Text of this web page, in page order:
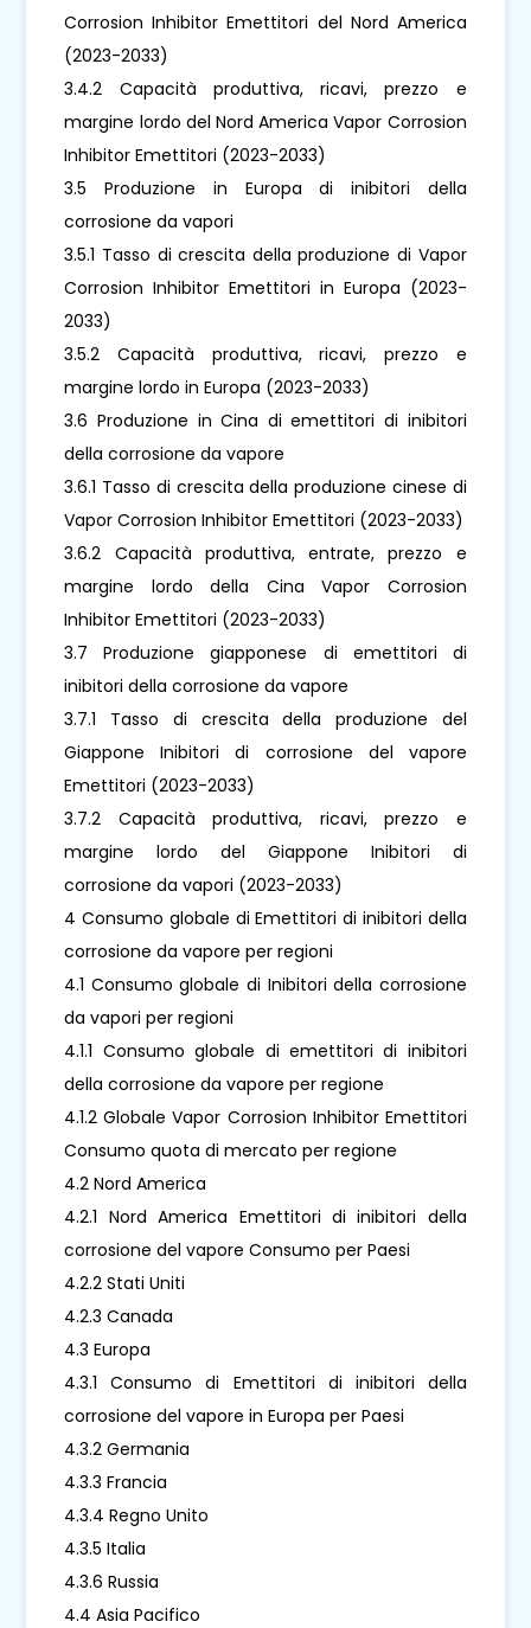
Corrosion Inhibitor Emettitori del Nord America
(2023-2033)
3.4.2 Capacità produttiva, ricavi, prezzo e
margine lordo del Nord America Vapor Corrosion
Inhibitor Emettitori (2023-2033)
3.5 Produzione in Europa di inibitori della
corrosione da vapori
3.5.1 Tasso di crescita della produzione di Vapor
Corrosion Inhibitor Emettitori in Europa (2023-
2033)
3.5.2 Capacità produttiva, ricavi, prezzo e
margine lordo in Europa (2023-2033)
3.6 Produzione in Cina di emettitori di inibitori
della corrosione da vapore
3.6.1 Tasso di crescita della produzione cinese di
Vapor Corrosion Inhibitor Emettitori (2023-2033)
3.6.2 Capacità produttiva, entrate, prezzo e
margine lordo della Cina Vapor Corrosion
Inhibitor Emettitori (2023-2033)
3.7 Produzione giapponese di emettitori di
inibitori della corrosione da vapore
3.7.1 Tasso di crescita della produzione del
Giappone Inibitori di corrosione del vapore
Emettitori (2023-2033)
3.7.2 Capacità produttiva, ricavi, prezzo e
margine lordo del Giappone Inibitori di
corrosione da vapori (2023-2033)
4 Consumo globale di Emettitori di inibitori della
corrosione da vapore per regioni
4.1 Consumo globale di Inibitori della corrosione
da vapori per regioni
4.1.1 Consumo globale di emettitori di inibitori
della corrosione da vapore per regione
4.1.2 Globale Vapor Corrosion Inhibitor Emettitori
Consumo quota di mercato per regione
4.2 Nord America
4.2.1 Nord America Emettitori di inibitori della
corrosione del vapore Consumo per Paesi
4.2.2 Stati Uniti
4.2.3 Canada
4.3 Europa
4.3.1 Consumo di Emettitori di inibitori della
corrosione del vapore in Europa per Paesi
4.3.2 Germania
4.3.3 Francia
4.3.4 Regno Unito
4.3.5 Italia
4.3.6 Russia
4.4 Asia Pacifico